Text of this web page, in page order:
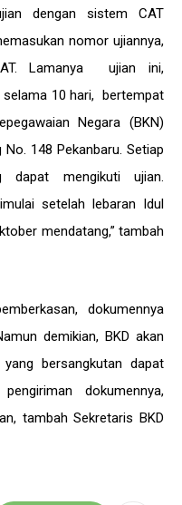
dengan sistem CAT
nomor ujiannya,
Lamanya ujian ini,
selama 10 hari, bertempat
Negara (BKN)
148 Pekanbaru. Setiap
mengikuti ujian.
setelah lebaran Idul
mendatang,” tambah
dokumennya
demikian, BKD akan
bersangkutan dapat
dokumennya,
tambah Sekretaris BKD